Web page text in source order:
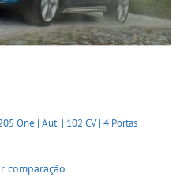
One | Aut. | 102 CV | 4 Portas
comparação